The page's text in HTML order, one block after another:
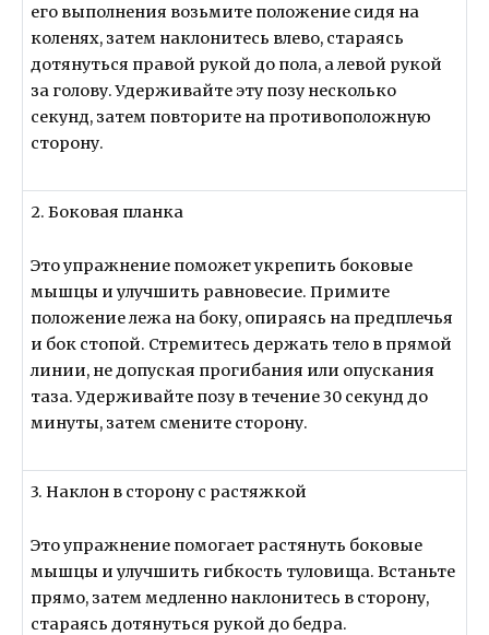
его выполнения возьмите положение сидя на
коленях, затем наклонитесь влево, стараясь
дотянуться правой рукой до пола, а левой рукой
за голову. Удерживайте эту позу несколько
секунд, затем повторите на противоположную
сторону.
2. Боковая планка
Это упражнение поможет укрепить боковые
мышцы и улучшить равновесие. Примите
положение лежа на боку, опираясь на предплечья
и бок стопой. Стремитесь держать тело в прямой
линии, не допуская прогибания или опускания
таза. Удерживайте позу в течение 30 секунд до
минуты, затем смените сторону.
3. Наклон в сторону с растяжкой
Это упражнение помогает растянуть боковые
мышцы и улучшить гибкость туловища. Встаньте
прямо, затем медленно наклонитесь в сторону,
стараясь дотянуться рукой до бедра.